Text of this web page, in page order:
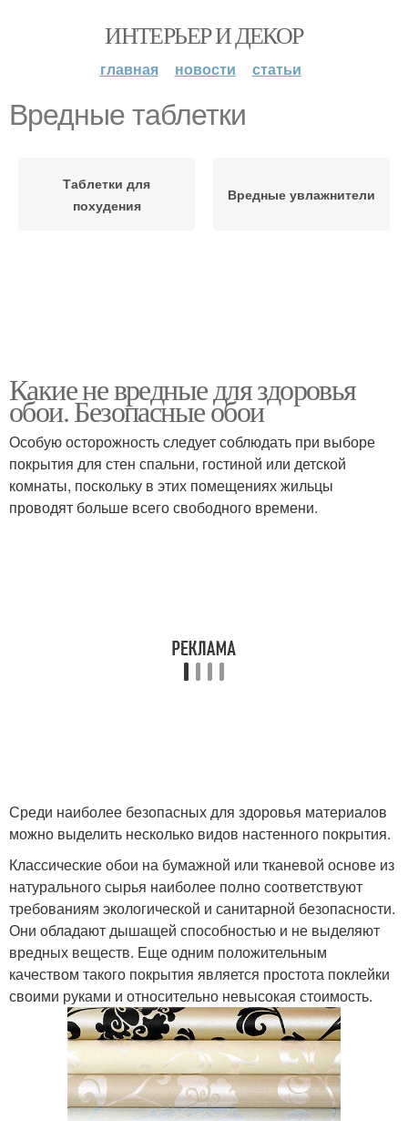
ИНТЕРЬЕР И ДЕКОР
главная новости статьи
Вредные таблетки
Таблетки для
похудения
Вредные увлажнители
Какие не вредные для здоровья
обои. Безопасные обои
Особую осторожность следует соблюдать при выборе
покрытия для стен спальни, гостиной или детской
комнаты, поскольку в этих помещениях жильцы
проводят больше всего свободного времени.
Среди наиболее безопасных для здоровья материалов
можно выделить несколько видов настенного покрытия.
Классические обои на бумажной или тканевой основе из
натурального сырья наиболее полно соответствуют
требованиям экологической и санитарной безопасности.
Они обладают дышащей способностью и не выделяют
вредных веществ. Еще одним положительным
качеством такого покрытия является простота поклейки
своими руками и относительно невысокая стоимость.